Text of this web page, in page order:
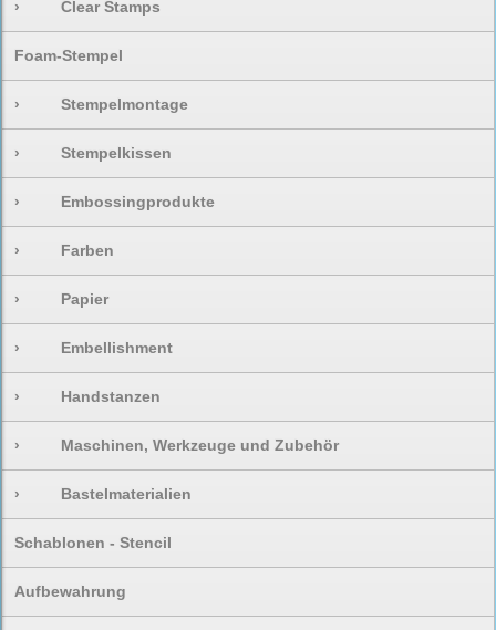
› Clear Stamps
Foam-Stempel
› Stempelmontage
› Stempelkissen
› Embossingprodukte
› Farben
› Papier
› Embellishment
› Handstanzen
› Maschinen, Werkzeuge und Zubehör
› Bastelmaterialien
Schablonen - Stencil
Aufbewahrung